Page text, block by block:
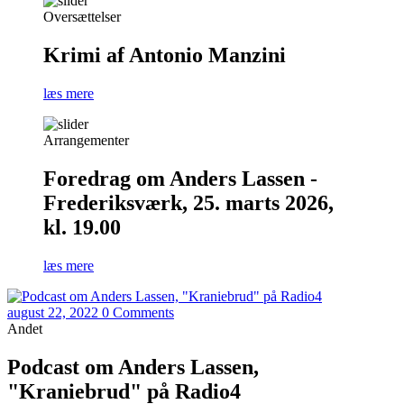
Oversættelser
Krimi af Antonio Manzini
læs mere
Arrangementer
Foredrag om Anders Lassen -
Frederiksværk, 25. marts 2026,
kl. 19.00
læs mere
august 22, 2022 0 Comments
Andet
Podcast om Anders Lassen,
"Kraniebrud" på Radio4